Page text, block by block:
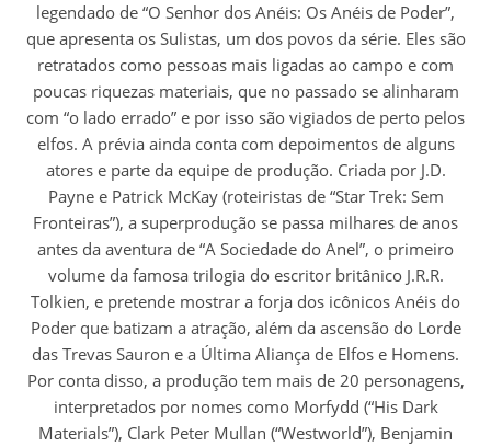
legendado de “O Senhor dos Anéis: Os Anéis de Poder”,
que apresenta os Sulistas, um dos povos da série. Eles são
retratados como pessoas mais ligadas ao campo e com
poucas riquezas materiais, que no passado se alinharam
com “o lado errado” e por isso são vigiados de perto pelos
elfos. A prévia ainda conta com depoimentos de alguns
atores e parte da equipe de produção. Criada por J.D.
Payne e Patrick McKay (roteiristas de “Star Trek: Sem
Fronteiras”), a superprodução se passa milhares de anos
antes da aventura de “A Sociedade do Anel”, o primeiro
volume da famosa trilogia do escritor britânico J.R.R.
Tolkien, e pretende mostrar a forja dos icônicos Anéis do
Poder que batizam a atração, além da ascensão do Lorde
das Trevas Sauron e a Última Aliança de Elfos e Homens.
Por conta disso, a produção tem mais de 20 personagens,
interpretados por nomes como Morfydd (“His Dark
Materials”), Clark Peter Mullan (“Westworld”), Benjamin